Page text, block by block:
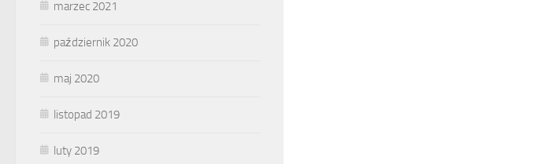
marzec 2021
październik 2020
maj 2020
listopad 2019
luty 2019